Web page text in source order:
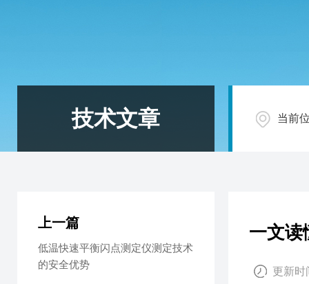
技术文章 当前
一文读
更新时
上一篇
低温快速平衡闪点测定仪测定技术
的安全优势